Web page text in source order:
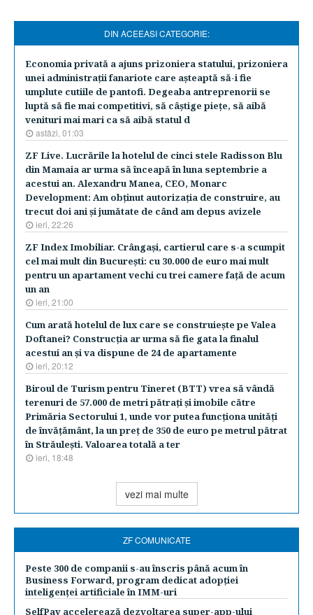
DIN ACEEASI CATEGORIE:
Economia privată a ajuns prizoniera statului, prizoniera
unei administraţii fanariote care aşteaptă să-i fie
umplute cutiile de pantofi. Degeaba antreprenorii se
luptă să fie mai competitivi, să câştige pieţe, să aibă
venituri mai mari ca să aibă statul d
astăzi, 01:03
ZF Live. Lucrările la hotelul de cinci stele Radisson Blu
din Mamaia ar urma să înceapă în luna septembrie a
acestui an. Alexandru Manea, CEO, Monarc
Development: Am obţinut autorizaţia de construire, au
trecut doi ani şi jumătate de când am depus avizele
ieri, 22:26
ZF Index Imobiliar. Crângaşi, cartierul care s-a scumpit
cel mai mult din Bucureşti: cu 30.000 de euro mai mult
pentru un apartament vechi cu trei camere faţă de acum
un an
ieri, 21:00
Cum arată hotelul de lux care se construieşte pe Valea
Doftanei? Construcţia ar urma să fie gata la finalul
acestui an şi va dispune de 24 de apartamente
ieri, 20:12
Biroul de Turism pentru Tineret (BTT) vrea să vândă
terenuri de 57.000 de metri pătraţi şi imobile către
Primăria Sectorului 1, unde vor putea funcţiona unităţi
de învăţământ, la un preţ de 350 de euro pe metrul pătrat
în Străuleşti. Valoarea totală a ter
ieri, 18:48
vezi mai multe
ZF COMUNICATE
Peste 300 de companii s-au înscris până acum în
Business Forward, program dedicat adopției
inteligenței artificiale în IMM-uri
SelfPay accelerează dezvoltarea super-app-ului